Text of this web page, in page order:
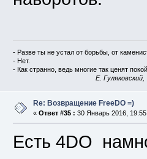
- Разве ты не устал от борьбы, от
- Нет.
- Как странно, ведь многие так ценят
E.
Re: Возвращение FreeDO =)
« Ответ #35 : 30 Январь 2016,
Есть 4DO